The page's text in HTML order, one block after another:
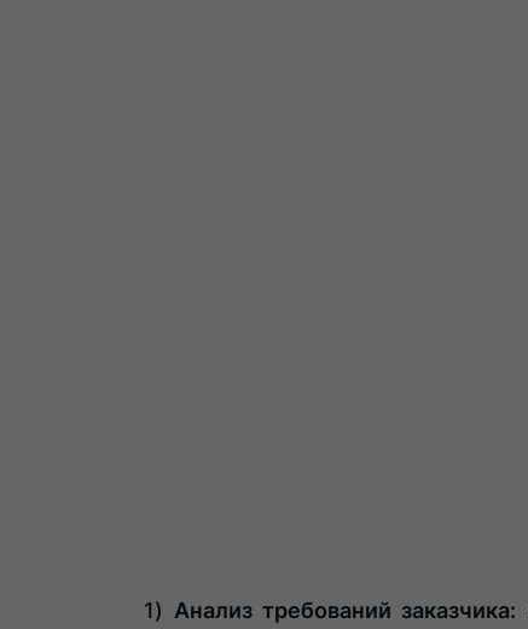
Анализ требований заказчика: